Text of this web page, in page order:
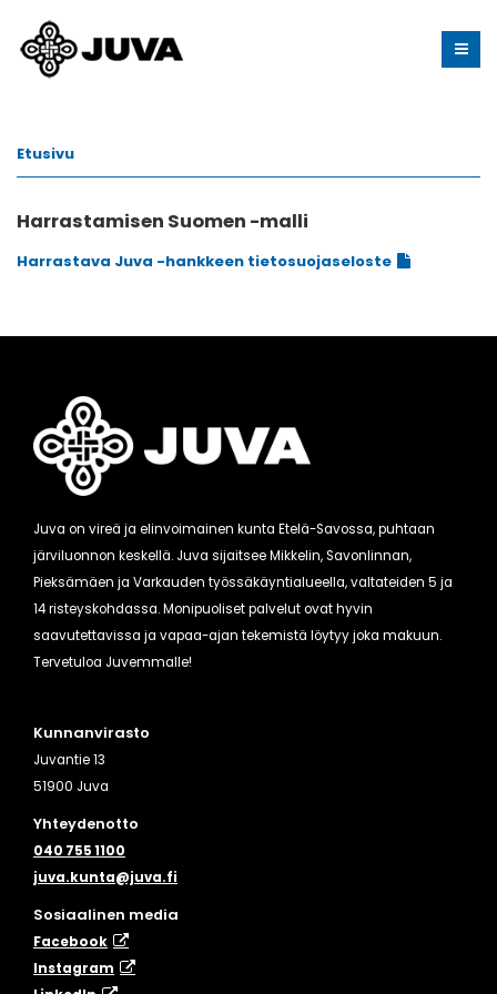
Etusivu
Harrastamisen Suomen -malli
Harrastava Juva -hankkeen tietosuojaseloste
Juva on vireä ja elinvoimainen kunta Etelä-Savossa, puhtaan
järviluonnon keskellä. Juva sijaitsee Mikkelin, Savonlinnan,
Pieksämäen ja Varkauden työssäkäyntialueella, valtateiden 5 ja
14 risteyskohdassa. Monipuoliset palvelut ovat hyvin
saavutettavissa ja vapaa-ajan tekemistä löytyy joka makuun.
Tervetuloa Juvemmalle!
Kunnanvirasto
Juvantie 13
51900 Juva
Yhteydenotto
040 755 1100
juva.kunta@juva.fi
Sosiaalinen media
Facebook
Instagram